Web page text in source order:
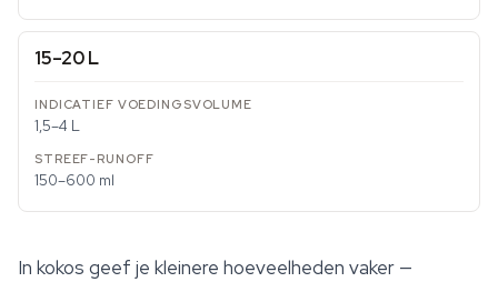
15–20 L
1,5–4 L
150–600 ml
In kokos geef je kleinere hoeveelheden vaker —